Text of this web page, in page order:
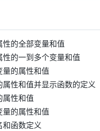
性的全部变量和值
性的一到多个变量和值
量的属性和值
属性和值并显示函数的定义
属性和值
量的属性和值
和函数定义